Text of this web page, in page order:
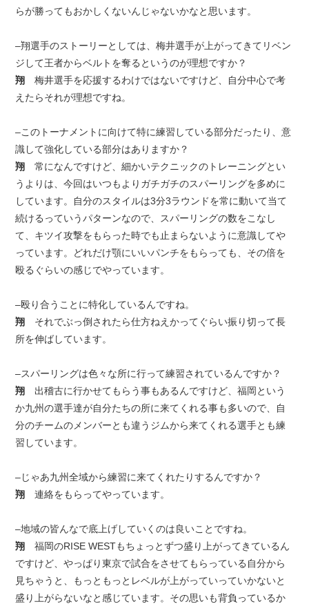
らが勝ってもおかしくないんじゃないかなと思います。
–翔選手のストーリーとしては、梅井選手が上がってきてリベン
ジして王者からベルトを奪るというのが理想ですか？
翔 梅井選手を応援するわけではないですけど、自分中心で考
えたらそれが理想ですね。
–このトーナメントに向けて特に練習している部分だったり、意
識して強化している部分はありますか？
翔 常になんですけど、細かいテクニックのトレーニングとい
うよりは、今回はいつもよりガチガチのスパーリングを多めに
しています。自分のスタイルは3分3ラウンドを常に動いて当て
続けるっていうパターンなので、スパーリングの数をこなし
て、キツイ攻撃をもらった時でも止まらないように意識してや
っています。どれだけ顎にいいパンチをもらっても、その倍を
殴るぐらいの感じでやっています。
–殴り合うことに特化しているんですね。
翔 それでぶっ倒されたら仕方ねえかってぐらい振り切って長
所を伸ばしています。
–スパーリングは色々な所に行って練習されているんですか？
翔 出稽古に行かせてもらう事もあるんですけど、福岡という
か九州の選手達が自分たちの所に来てくれる事も多いので、自
分のチームのメンバーとも違うジムから来てくれる選手とも練
習しています。
–じゃあ九州全域から練習に来てくれたりするんですか？
翔 連絡をもらってやっています。
–地域の皆んなで底上げしていくのは良いことですね。
翔 福岡のRISE WESTもちょっとずつ盛り上がってきているん
ですけど、やっぱり東京で試合をさせてもらっている自分から
見ちゃうと、もっともっとレベルが上がっていっていかないと
盛り上がらないなと感じています。その思いも背負っているか